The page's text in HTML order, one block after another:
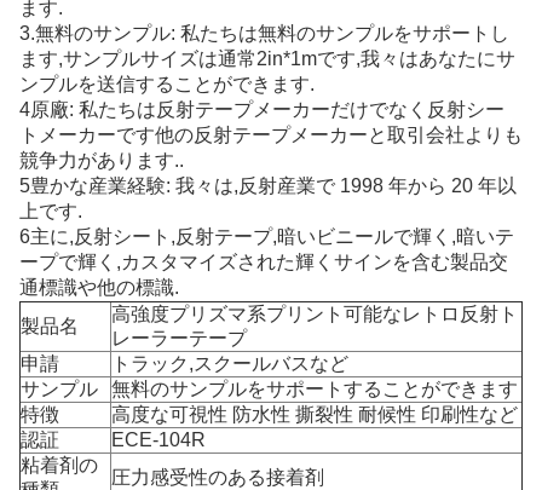
ます.
3.無料のサンプル: 私たちは無料のサンプルをサポートし
ます,サンプルサイズは通常2in*1mです,我々はあなたにサ
ンプルを送信することができます.
4原廠: 私たちは反射テープメーカーだけでなく反射シー
トメーカーです他の反射テープメーカーと取引会社よりも
競争力があります..
5豊かな産業経験: 我々は,反射産業で 1998 年から 20 年以
上です.
6主に,反射シート,反射テープ,暗いビニールで輝く,暗いテ
ープで輝く,カスタマイズされた輝くサインを含む製品交
通標識や他の標識.
製品名
高強度プリズマ系プリント可能なレトロ反射ト
レーラーテープ
申請
トラック,スクールバスなど
サンプル
無料のサンプルをサポートすることができます
特徴
高度な可視性 防水性 撕裂性 耐候性 印刷性など
認証
ECE-104R
粘着剤の
圧力感受性のある接着剤